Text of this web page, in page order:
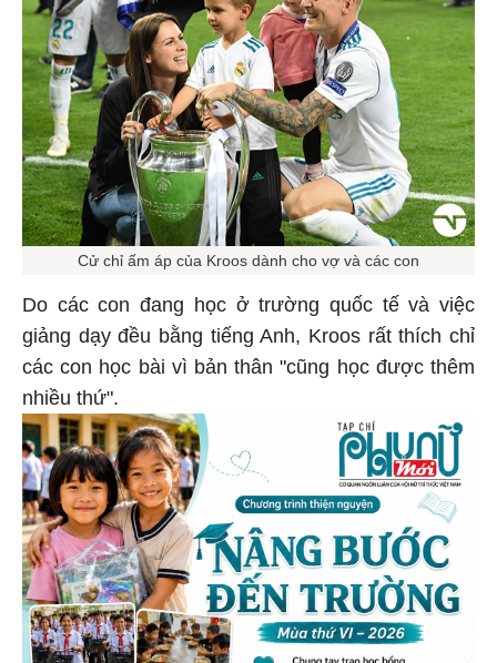
Cử chỉ ấm áp của Kroos dành cho vợ và các con
Do các con đang học ở trường quốc tế và việc
giảng dạy đều bằng tiếng Anh, Kroos rất thích chỉ
các con học bài vì bản thân "cũng học được thêm
nhiều thứ".